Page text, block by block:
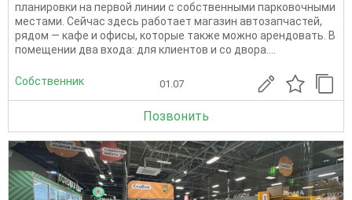
планировки на первой линии с собственными парковочными
местами. Сейчас здесь работает магазин автозапчастей,
рядом — кафе и офисы, которые также можно арендовать. В
помещении два входа: для клиентов и со двора....
Собственник 01.07
Позвонить